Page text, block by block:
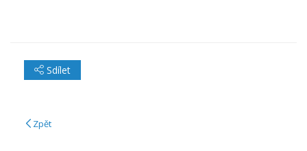
Sdílet
Zpět